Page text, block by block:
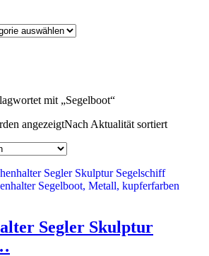
mit „Segelboot“
angezeigtNach Aktualität sortiert
Segler Skulptur